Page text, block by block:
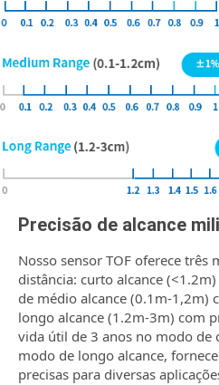
Precisão de alcance
Nosso sensor TOF oferece três
distância: curto alcance
de médio alcance (0.1m-1,2m)
longo alcance (1.2m-3m) com
vida útil de 3 anos no modo de
modo de longo alcance,
precisas para diversas